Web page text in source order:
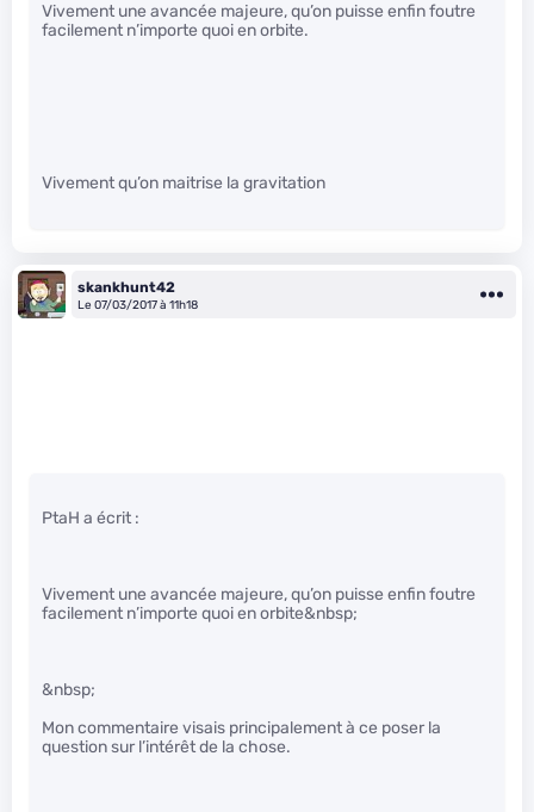
Vivement une avancée majeure, qu’on puisse enfin foutre
facilement n’importe quoi en orbite.
Vivement qu’on maitrise la gravitation
skankhunt42
Le 07/03/2017 à 11h18
PtaH a écrit :
Vivement une avancée majeure, qu’on puisse enfin foutre
facilement n’importe quoi en orbite&nbsp;
&nbsp;
Mon commentaire visais principalement à ce poser la
question sur l’intérêt de la chose.